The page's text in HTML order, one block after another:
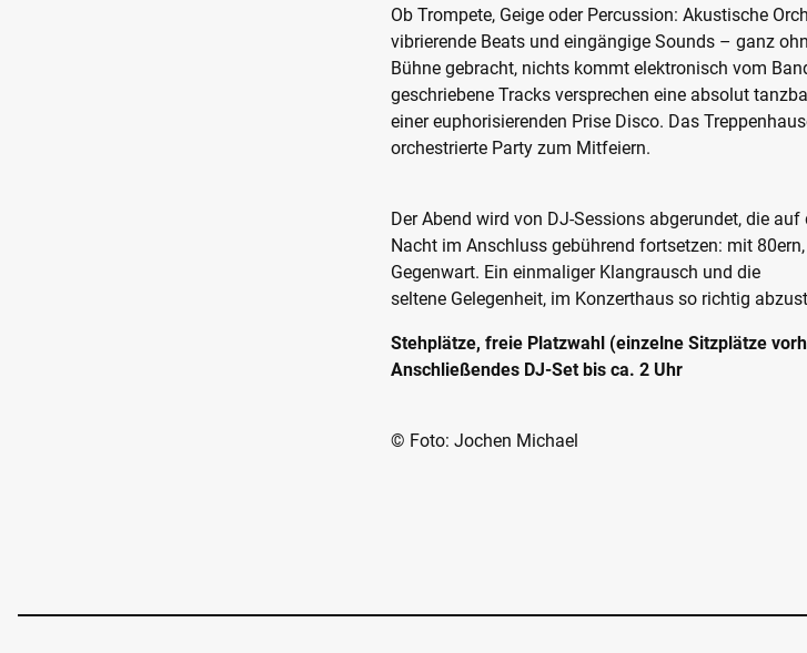
Ob Trompete, Geige oder Percussion: Akustische
vibrierende Beats und eingängige Sounds – ganz
Bühne gebracht, nichts kommt elektronisch vom
geschriebene Tracks versprechen eine absolut
einer euphorisierenden Prise Disco. Das
orchestrierte Party zum Mitfeiern.
Der Abend wird von DJ-Sessions abgerundet, die
Nacht im Anschluss gebührend fortsetzen: mit
Gegenwart. Ein einmaliger Klangrausch und die
seltene Gelegenheit, im Konzerthaus so richtig
Stehplätze, freie Platzwahl (einzelne Sitzplätze
Anschließendes DJ-Set bis ca. 2 Uhr
© Foto: Jochen Michael